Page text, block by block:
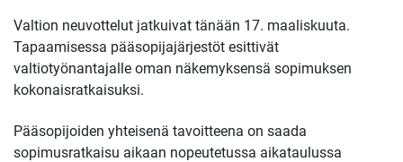
Valtion neuvottelut jatkuivat tänään 17. maaliskuuta.
Tapaamisessa pääsopijajärjestöt esittivät
valtiotyönantajalle oman näkemyksensä sopimuksen
kokonaisratkaisuksi.
Pääsopijoiden yhteisenä tavoitteena on saada
sopimusratkaisu aikaan nopeutetussa aikataulussa